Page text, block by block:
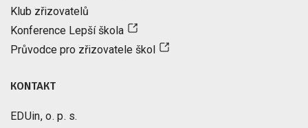
Klub zřizovatelů
Konference Lepší škola
Průvodce pro zřizovatele škol
KONTAKT
EDUin, o. p. s.